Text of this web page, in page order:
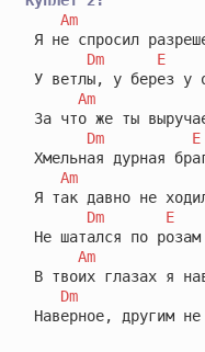
Am
Я не спросил
Dm
E
У ветлы, у берез у
Am
За что же ты
Dm
E
Хмельная дурная
Am
Я так давно не
Dm
E
Не шатался по
Am
В твоих глазах я
Dm
Наверное, другим